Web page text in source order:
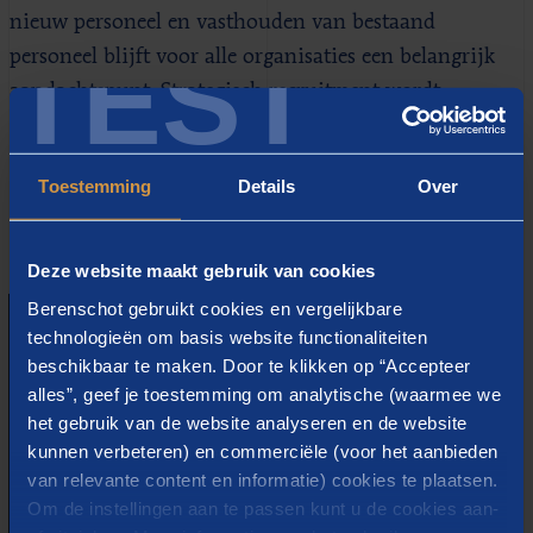
TEST
Toestemming Details Over
Deze website maakt gebruik van cookies
Berenschot gebruikt cookies en vergelijkbare
technologieën om basis website functionaliteiten
beschikbaar te maken. Door te klikken op “Accepteer
alles”, geef je toestemming om analytische (waarmee we
het gebruik van de website analyseren en de website
kunnen verbeteren) en commerciële (voor het aanbieden
van relevante content en informatie) cookies te plaatsen.
Om de instellingen aan te passen kunt u de cookies aan-
nieuw personeel en vasthouden van bestaand
personeel blijft voor alle organisaties een belangrijk
aandachtspunt. Strategisch recruitment wordt
derhalve steeds belangrijker. Succesvolle bedrijven
zetten meer in op het gebruik van application tracking
systems en actieve search met talentenpools.